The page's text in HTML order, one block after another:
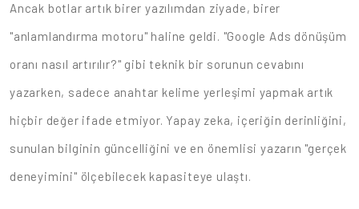
Ancak botlar artık birer yazılımdan ziyade, birer
"anlamlandırma motoru" haline geldi. "Google Ads dönüşüm
oranı nasıl artırılır?" gibi teknik bir sorunun cevabını
yazarken, sadece anahtar kelime yerleşimi yapmak artık
hiçbir değer ifade etmiyor. Yapay zeka, içeriğin derinliğini,
sunulan bilginin güncelliğini ve en önemlisi yazarın "gerçek
deneyimini" ölçebilecek kapasiteye ulaştı.